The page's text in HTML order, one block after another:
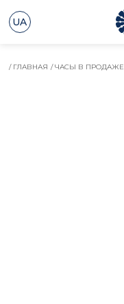
UA
/ ГЛАВНАЯ / ЧАСЫ В ПРОДАЖЕ